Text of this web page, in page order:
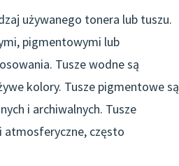
używanego tonera lub tuszu.
pigmentowymi lub
Tusze wodne są
kolory. Tusze pigmentowe są
i archiwalnych. Tusze
atmosferyczne, często